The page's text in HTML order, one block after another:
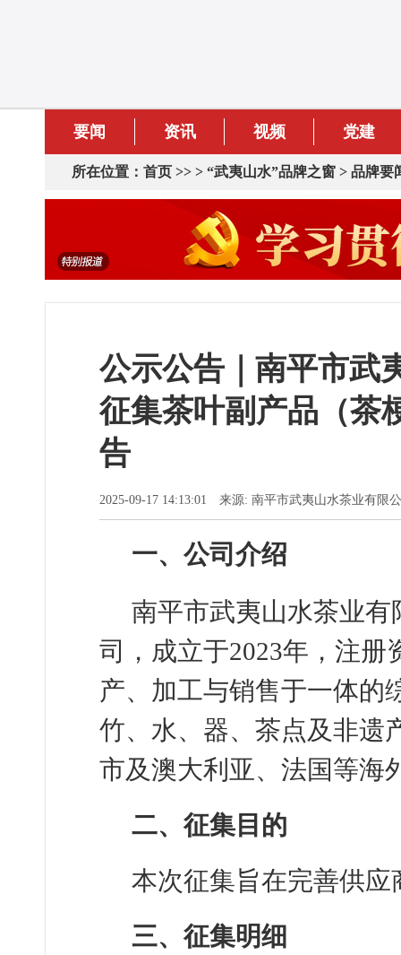
要闻 资讯 视频 党建
所在位置： 首页 >> > “武夷山水”品牌之窗 > 品牌要
公示公告｜南平市武
征集茶叶副产品（茶
告
2025-09-17 14:13:01 来源: 南平市武夷山水茶业有限
一、 公司介绍
南平市武夷山水茶业
司，成立于2023年，注册
产、加工与销售于一体的
竹、水、器、茶点及非遗
市及澳大利亚、法国等海
二、征集目的
本次征集旨在完善供
三、征集明细